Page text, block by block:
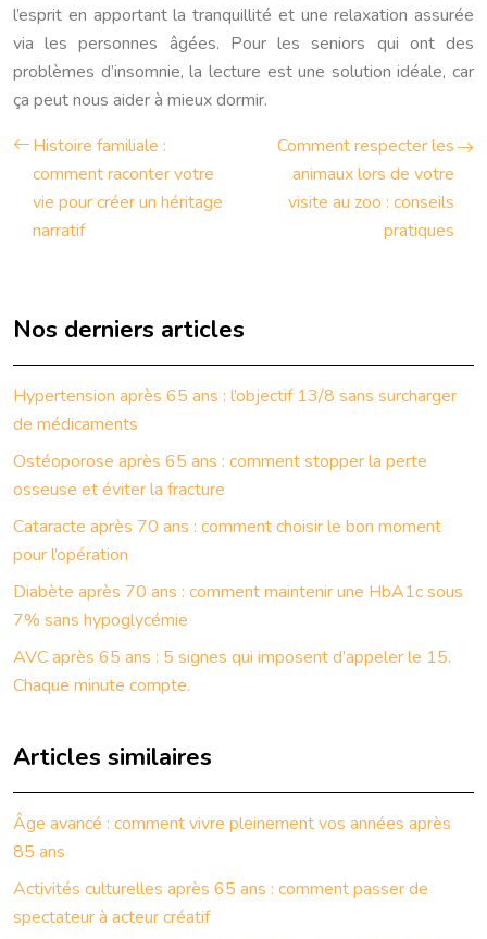
l’esprit en apportant la tranquillité et une relaxation assurée
via les personnes âgées. Pour les seniors qui ont des
problèmes d’insomnie, la lecture est une solution idéale, car
ça peut nous aider à mieux dormir.
Histoire familiale :
comment raconter votre
vie pour créer un héritage
narratif
Comment respecter les
animaux lors de votre
visite au zoo : conseils
pratiques
Nos derniers articles
Hypertension après 65 ans : l’objectif 13/8 sans surcharger
de médicaments
Ostéoporose après 65 ans : comment stopper la perte
osseuse et éviter la fracture
Cataracte après 70 ans : comment choisir le bon moment
pour l’opération
Diabète après 70 ans : comment maintenir une HbA1c sous
7% sans hypoglycémie
AVC après 65 ans : 5 signes qui imposent d’appeler le 15.
Chaque minute compte.
Articles similaires
Âge avancé : comment vivre pleinement vos années après
85 ans
Activités culturelles après 65 ans : comment passer de
spectateur à acteur créatif